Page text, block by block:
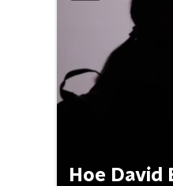
Hoe David